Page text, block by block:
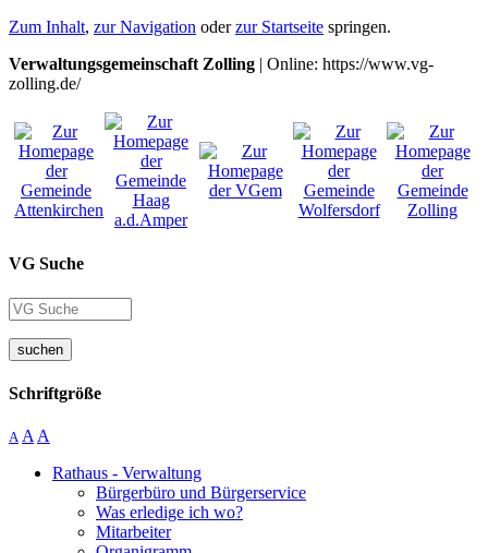
Zum Inhalt, zur Navigation oderzur Startseite springen.
Verwaltungsgemeinschaft Zolling | Online: https://www.vg-
zolling.de/
VG Suche
suchen
Schriftgröße
A A A
Rathaus - Verwaltung
Bürgerbüro und Bürgerservice
Was erledige ich wo?
Mitarbeiter